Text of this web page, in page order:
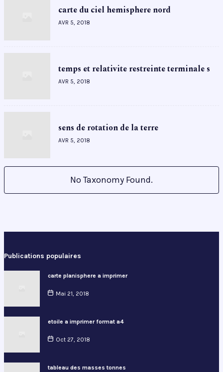
carte du ciel hemisphere nord
AVR 5, 2018
temps et relativite restreinte terminale s
AVR 5, 2018
sens de rotation de la terre
AVR 5, 2018
No Taxonomy Found.
Publications populaires
carte planisphere a imprimer
Mai 21, 2018
etoile a imprimer format a4
Oct 27, 2018
tableau des masses tonnes